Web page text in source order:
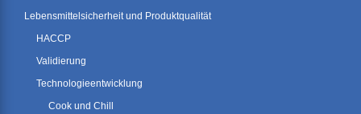
Lebensmittelsicherheit und Produktqualität
HACCP
Validierung
Technologieentwicklung
Cook und Chill